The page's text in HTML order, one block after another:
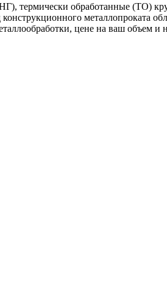
термически обработанные (ТО)
металлопроката
цене на ваш объем и